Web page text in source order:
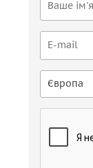
Європа